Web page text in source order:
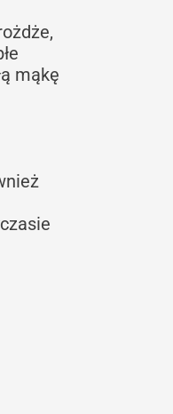
mąkę